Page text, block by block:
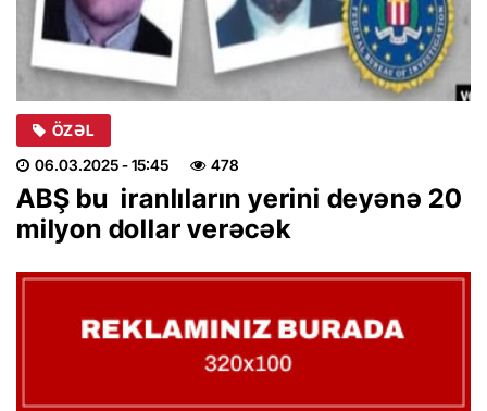
ÖZƏL
06.03.2025- 15:45 478
ABŞ bu iranlıların yerini deyənə 20
milyon dollar verəcək